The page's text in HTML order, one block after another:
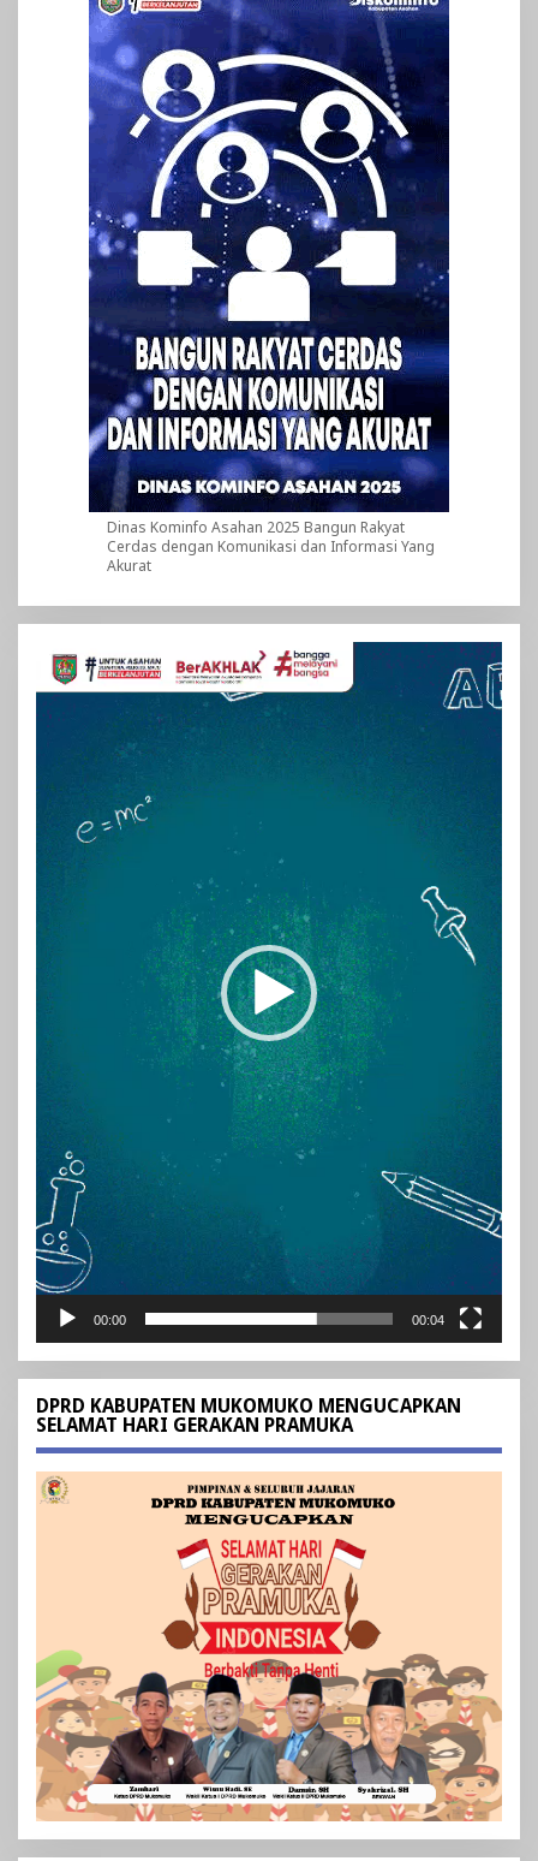
Dinas Kominfo Asahan 2025 Bangun Rakyat
Cerdas dengan Komunikasi dan Informasi Yang
Akurat
Pemutar
Video
00:00 00:04
DPRD KABUPATEN MUKOMUKO MENGUCAPKAN
SELAMAT HARI GERAKAN PRAMUKA